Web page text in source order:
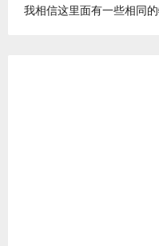
我相信这里面有一些相同的